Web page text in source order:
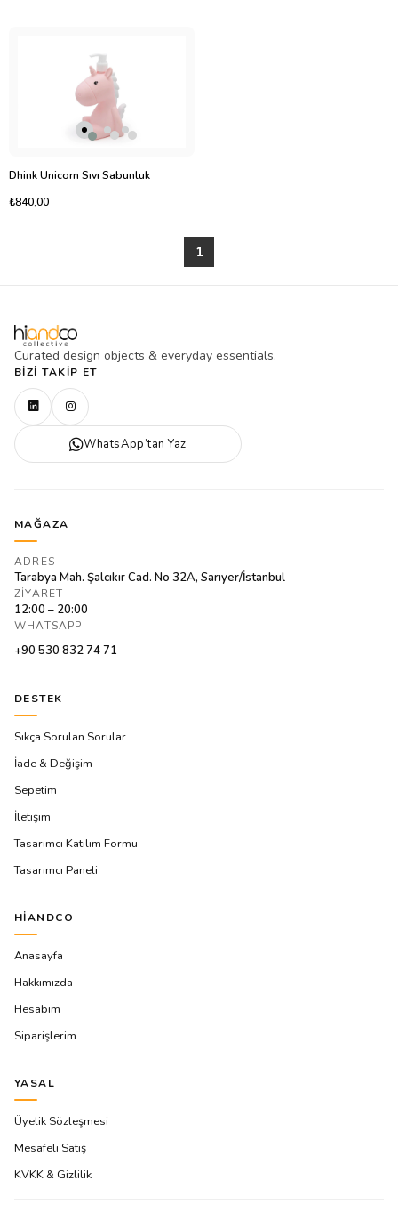
Dhink Unicorn Sıvı Sabunluk
₺840,00
1
Curated design objects & everyday essentials.
BIZI TAKIP ET
WhatsApp’tan Yaz
MAĞAZA
ADRES
Tarabya Mah. Şalcıkır Cad. No 32A, Sarıyer/İstanbul
ZIYARET
12:00 – 20:00
WHATSAPP
+90 530 832 74 71
DESTEK
Sıkça Sorulan Sorular
İade & Değişim
Sepetim
İletişim
Tasarımcı Katılım Formu
Tasarımcı Paneli
HIANDCO
Anasayfa
Hakkımızda
Hesabım
Siparişlerim
YASAL
Üyelik Sözleşmesi
Mesafeli Satış
KVKK & Gizlilik